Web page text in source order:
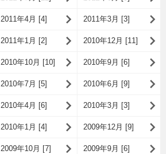
2011年4月 [4] 2011年3月 [3]
2011年1月 [2] 2010年12月 [11]
2010年10月 [10] 2010年9月 [6]
2010年7月 [5] 2010年6月 [9]
2010年4月 [6] 2010年3月 [3]
2010年1月 [4] 2009年12月 [9]
2009年10月 [7] 2009年9月 [6]